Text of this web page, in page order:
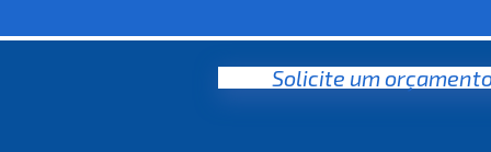
Solicite um